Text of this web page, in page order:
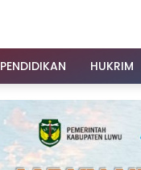
PENDIDIKAN HUKRIM